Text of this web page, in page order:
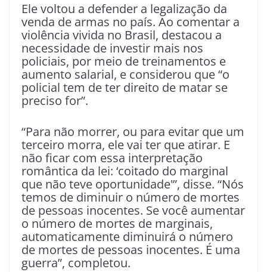
Ele voltou a defender a legalização da
venda de armas no país. Ao comentar a
violência vivida no Brasil, destacou a
necessidade de investir mais nos
policiais, por meio de treinamentos e
aumento salarial, e considerou que “o
policial tem de ter direito de matar se
preciso for”.
“Para não morrer, ou para evitar que um
terceiro morra, ele vai ter que atirar. E
não ficar com essa interpretação
romântica da lei: ‘coitado do marginal
que não teve oportunidade'”, disse. “Nós
temos de diminuir o número de mortes
de pessoas inocentes. Se você aumentar
o número de mortes de marginais,
automaticamente diminuirá o número
de mortes de pessoas inocentes. É uma
guerra”, completou.